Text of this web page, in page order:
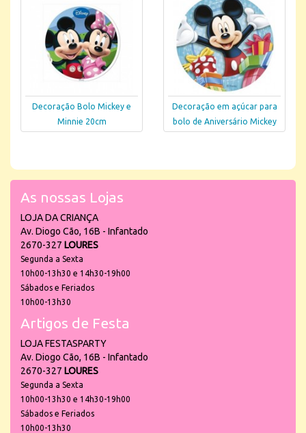
Decoração Bolo Mickey e
Minnie 20cm
Decoração em açúcar para
bolo de Aniversário Mickey
As nossas Lojas
LOJA DA CRIANÇA
Av. Diogo Cão, 16B - Infantado
2670-327 LOURES
Segunda a Sexta
10h00-13h30 e 14h30-19h00
Sábados e Feriados
10h00-13h30
Artigos de Festa
LOJA FESTASPARTY
Av. Diogo Cão, 16B - Infantado
2670-327 LOURES
Segunda a Sexta
10h00-13h30 e 14h30-19h00
Sábados e Feriados
10h00-13h30